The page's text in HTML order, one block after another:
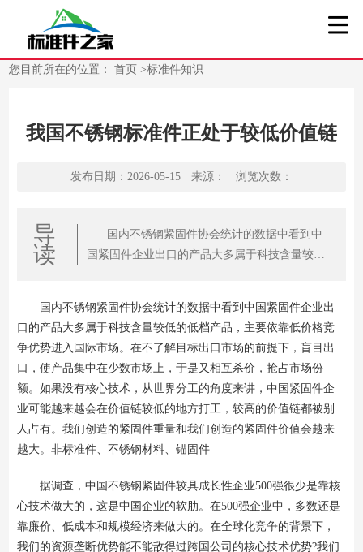
您目前所在的位置：首页>标准件知识
我国不锈钢标准件正处于较低价值链
发布日期：2026-05-15 来源： 浏览次数：
导
读
国内不锈钢紧固件协会统计的数据中看到中
国紧固件企业出口的产品大多属于科技含量较低
国内不锈钢紧固件协会统计的数据中看到中国紧固件企业出
口的产品大多属于科技含量较低的低档产品，主要依靠低价格竞
争优势进入国际市场。在不了解目标出口市场的前提下，盲目出
口，使产品集中在少数市场上，于是又相互杀价，抢占市场份
额。如果没有核心技术，从世界分工的角度来讲，中国紧固件企
业可能越来越会在价值链较低的地方打工，较高的价值链都被别
人占有。我们创造的紧固件重量和我们创造的紧固件价值会越来
越大。非标准件、不锈钢材料、锚固件
据调查，中国不锈钢紧固件较具成长性企业500强很少是靠核
心技术做大的，这是中国企业的软肋。在500强企业中，多数还是
靠廉价、低成本和规模经济来做大的。在全球化竞争的背景下，
我们的资源垄断优势能不能敌得过跨国公司的核心技术优势?我们